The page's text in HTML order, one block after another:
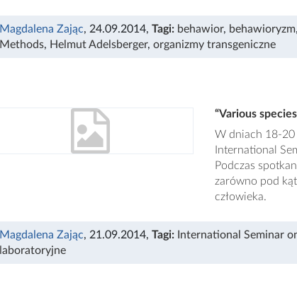
Magdalena Zając, 24.09.2014, Tagi: behawior, behawioryzm,
Methods, Helmut Adelsberger, organizmy transgeniczne
“Various
W dniach 18-20
International
Podczas
zarówno pod
człowieka.
Magdalena Zając, 21.09.2014, Tagi: International Seminar
laboratoryjne